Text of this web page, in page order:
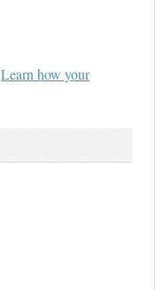
Learn how your